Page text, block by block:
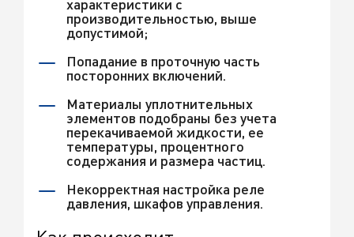
характеристики с
производительностью, выше
допустимой;
Попадание в проточную часть
посторонних включений.
Материалы уплотнительных
элементов подобраны без учета
перекачиваемой жидкости, ее
температуры, процентного
содержания и размера частиц.
Некорректная настройка реле
давления, шкафов управления.